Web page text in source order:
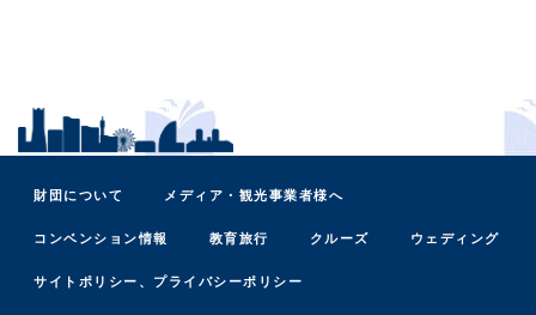
財団について メディア・観光事業者様へ
コンベンション情報 教育旅行 クルーズ ウェディング
サイトポリシー、プライバシーポリシー